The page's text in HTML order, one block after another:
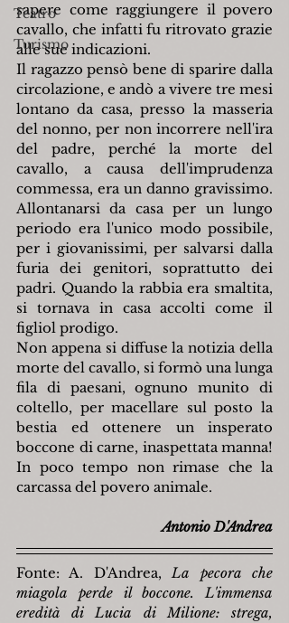
Teatro
Turismo
sapere come raggiungere il povero
cavallo, che infatti fu ritrovato grazie
alle sue indicazioni.
Il ragazzo pensò bene di sparire dalla
circolazione, e andò a vivere tre mesi
lontano da casa, presso la masseria
del nonno, per non incorrere nell'ira
del padre, perché la morte del
cavallo, a causa dell'imprudenza
commessa, era un danno gravissimo.
Allontanarsi da casa per un lungo
periodo era l'unico modo possibile,
per i giovanissimi, per salvarsi dalla
furia dei genitori, soprattutto dei
padri. Quando la rabbia era smaltita,
si tornava in casa accolti come il
figliol prodigo.
Non appena si diffuse la notizia della
morte del cavallo, si formò una lunga
fila di paesani, ognuno munito di
coltello, per macellare sul posto la
bestia ed ottenere un insperato
boccone di carne, inaspettata manna!
In poco tempo non rimase che la
carcassa del povero animale.
Antonio D'Andrea
Fonte: A. D'Andrea, La pecora che
miagola perde il boccone. L'immensa
eredità di Lucia di Milione: strega,